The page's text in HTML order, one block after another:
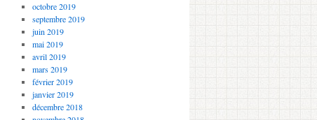
octobre 2019
septembre 2019
juin 2019
mai 2019
avril 2019
mars 2019
février 2019
janvier 2019
décembre 2018